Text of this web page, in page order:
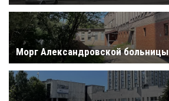
Морг Александровской больницы